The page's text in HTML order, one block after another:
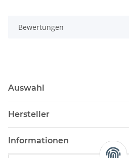
Bewertungen
Auswahl
Hersteller
Informationen